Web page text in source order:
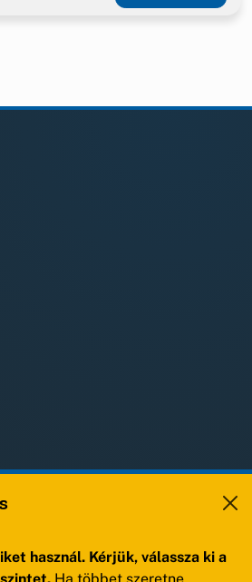
használ. Kérjük, válassza ki a